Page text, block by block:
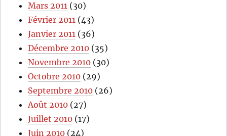
Mars 2011 (30)
Février 2011 (43)
Janvier 2011 (36)
Décembre 2010 (35)
Novembre 2010 (30)
Octobre 2010 (29)
Septembre 2010 (26)
Août 2010 (27)
Juillet 2010 (17)
Juin 2010 (24)